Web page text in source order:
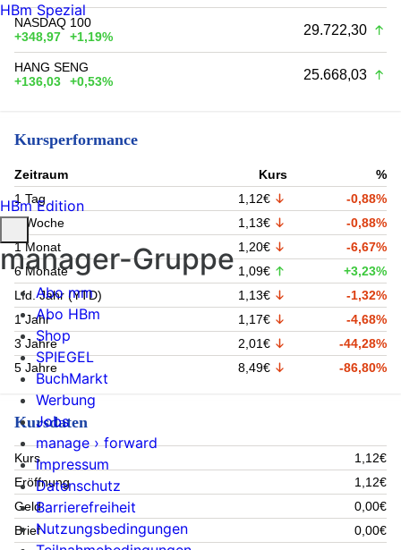
NASDAQ 100
+348,97
+1,19% 29.722,30
HANG SENG
+136,03
+0,53% 25.668,03
Kursperformance
Zeitraum Kurs
%
1 Tag
1,12€
-0,88%
1 Woche
1,13€
-0,88%
1 Monat
1,20€
-6,67%
6 Monate
1,09€
+3,23%
Lfd. Jahr (YTD)
1,13€
-1,32%
1 Jahr
1,17€
-4,68%
3 Jahre
2,01€
-44,28%
5 Jahre
8,49€ -86,80%
Kursdaten
Kurs
1,12€
Eröffnung
1,12€
Geld
0,00€
Brief
0,00€
HBm Spezial
HBm Edition
manager-Gruppe
Abo mm
Abo HBm
Shop
SPIEGEL
BuchMarkt
Werbung
Jobs
manage › forward
Impressum
Datenschutz
Barrierefreiheit
Nutzungsbedingungen